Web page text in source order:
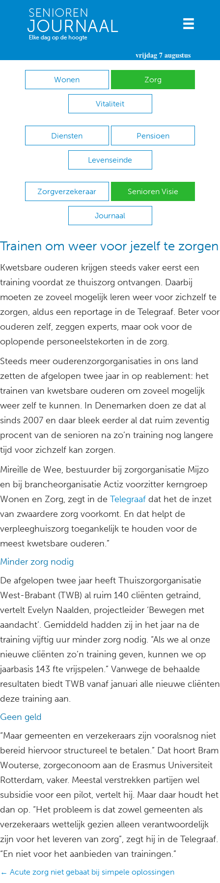
vrijdag 7 augustus
Wonen Zorg
Vitaliteit
Diensten Pensioen
Levenseinde
Zorgverzekeraar Senioren Visie
Journaal
Trainen om weer voor jezelf te zorgen
Kwetsbare ouderen krijgen steeds vaker eerst een
training voordat ze thuiszorg ontvangen. Daarbij
moeten ze zoveel mogelijk leren weer voor zichzelf te
zorgen, aldus een reportage in de Telegraaf. Beter voor
ouderen zelf, zeggen experts, maar ook voor de
oplopende personeelstekorten in de zorg.
Steeds meer ouderenzorgorganisaties in ons land
zetten de afgelopen twee jaar in op reablement: het
trainen van kwetsbare ouderen om zoveel mogelijk
weer zelf te kunnen. In Denemarken doen ze dat al
sinds 2007 en daar bleek eerder al dat ruim zeventig
procent van de senioren na zo’n training nog langere
tijd voor zichzelf kan zorgen.
Mireille de Wee, bestuurder bij zorgorganisatie Mijzo
en bij brancheorganisatie Actiz voorzitter kerngroep
Wonen en Zorg, zegt in de Telegraaf dat het de inzet
van zwaardere zorg voorkomt. En dat helpt de
verpleeghuiszorg toegankelijk te houden voor de
meest kwetsbare ouderen.”
Minder zorg nodig
De afgelopen twee jaar heeft Thuiszorgorganisatie
West-Brabant (TWB) al ruim 140 cliënten getraind,
vertelt Evelyn Naalden, projectleider ‘Bewegen met
aandacht’. Gemiddeld hadden zij in het jaar na de
training vijftig uur minder zorg nodig. “Als we al onze
nieuwe cliënten zo’n training geven, kunnen we op
jaarbasis 143 fte vrijspelen.” Vanwege de behaalde
resultaten biedt TWB vanaf januari alle nieuwe cliënten
deze training aan.
Geen geld
“Maar gemeenten en verzekeraars zijn vooralsnog niet
bereid hiervoor structureel te betalen.” Dat hoort Bram
Wouterse, zorgeconoom aan de Erasmus Universiteit
Rotterdam, vaker. Meestal verstrekken partijen wel
subsidie voor een pilot, vertelt hij. Maar daar houdt het
dan op. “Het probleem is dat zowel gemeenten als
verzekeraars wettelijk gezien alleen verantwoordelijk
zijn voor het leveren van zorg”, zegt hij in de Telegraaf.
“En niet voor het aanbieden van trainingen.”
Posts
← Acute zorg niet gebaat bij simpele oplossingen